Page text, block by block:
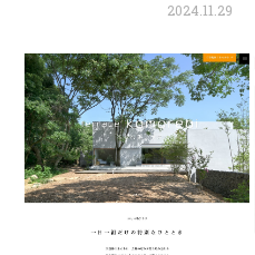
2024.11.29